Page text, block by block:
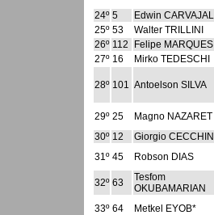
24º 5
Edwin CARVAJAL
25º 53
Walter TRILLINI
26º 112
Felipe MARQUES
27º 16 Mirko TEDESCHI
28º 101 Antoelson SILVA
29º 25
Magno NAZARET
30º 12
Giorgio
31º 45 Robson DIAS
32º 63
Tesfom
OKUBAMARIAN
33º 64
Metkel EYOB*